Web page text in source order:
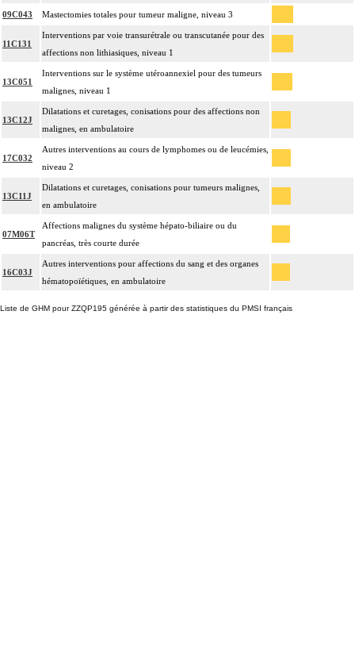
09C043 Mastectomies totales pour tumeur maligne, niveau 3
11C131
Interventions par voie transurétrale ou transcutanée pour des
affections non lithiasiques, niveau 1
13C051
Interventions sur le système utéroannexiel pour des tumeurs
malignes, niveau 1
13C12J
Dilatations et curetages, conisations pour des affections non
malignes, en ambulatoire
17C032
Autres interventions au cours de lymphomes ou de leucémies,
niveau 2
13C11J
Dilatations et curetages, conisations pour tumeurs malignes,
en ambulatoire
07M06T
Affections malignes du système hépato-biliaire ou du
pancréas, très courte durée
16C03J
Autres interventions pour affections du sang et des organes
hématopoïétiques, en ambulatoire
Liste de GHM pour ZZQP195 générée à partir des statistiques du PMSI français